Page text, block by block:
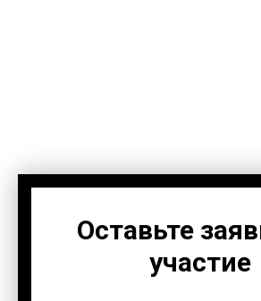
Оставьте
участие